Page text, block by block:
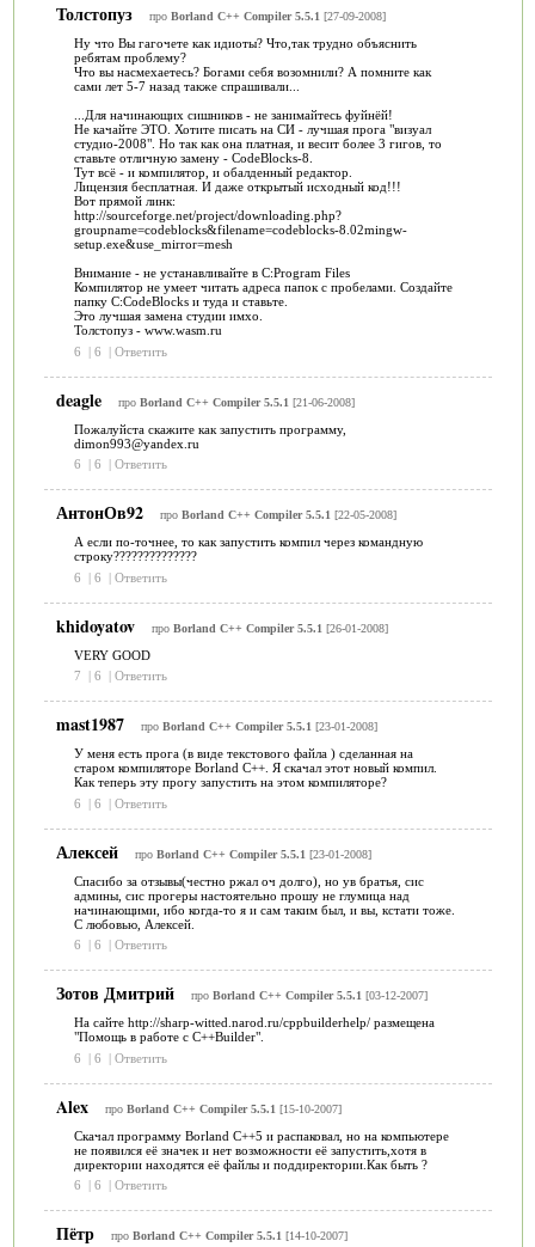
Толстопуз про Borland C++ Compiler 5.5.1 [27-09-2008]
Ну что Вы гагочете как идиоты? Что,так трудно объяснить
ребятам проблему?
Что вы насмехаетесь? Богами себя возомнили? А помните как
сами лет 5-7 назад также спрашивали...
...Для начинающих сишников - не занимайтесь фуйнёй!
Не качайте ЭТО. Хотите писать на СИ - лучшая прога "визуал
студио-2008". Но так как она платная, и весит более 3 гигов, то
ставьте отличную замену - CodeBlocks-8.
Тут всё - и компилятор, и обалденный редактор.
Лицензия бесплатная. И даже открытый исходный код!!!
Вот прямой линк:
http://sourceforge.net/project/downloading.php?
groupname=codeblocks&filename=codeblocks-8.02mingw-
setup.exe&use_mirror=mesh
Внимание - не устанавливайте в C:Program Files
Компилятор не умеет читать адреса папок с пробелами. Создайте
папку C:CodeBlocks и туда и ставьте.
Это лучшая замена студии имхо.
Толстопуз - www.wasm.ru
6
| 6 | Ответить
deagle про Borland C++ Compiler 5.5.1 [21-06-2008]
Пожалуйста скажите как запустить программу,
dimon993@yandex.ru
6
| 6 | Ответить
АнтонОв92 про Borland C++ Compiler 5.5.1 [22-05-2008]
А если по-точнее, то как запустить компил через командную
строку??????????????
6
| 6 | Ответить
khidoyatov про Borland C++ Compiler 5.5.1 [26-01-2008]
VERY GOOD
7
| 6 | Ответить
mast1987 про Borland C++ Compiler 5.5.1 [23-01-2008]
У меня есть прога (в виде текстового файла ) сделанная на
старом компиляторе Borland C++. Я скачал этот новый компил.
Как теперь эту прогу запустить на этом компиляторе?
6
| 6 | Ответить
Алексей про Borland C++ Compiler 5.5.1 [23-01-2008]
Спасибо за отзывы(честно ржал оч долго), но ув братья, сис
админы, сис прогеры настоятельно прошу не глумица над
начинающими, ибо когда-то я и сам таким был, и вы, кстати тоже.
С любовью, Алексей.
6
| 6 | Ответить
Зотов Дмитрий про Borland C++ Compiler 5.5.1 [03-12-2007]
На сайте http://sharp-witted.narod.ru/cppbuilderhelp/ размещена
"Помощь в работе с C++Builder".
6
| 6 | Ответить
Alex про Borland C++ Compiler 5.5.1 [15-10-2007]
Скачал программу Borland C++5 и распаковал, но на компьютере
не появился её значек и нет возможности её запустить,хотя в
директории находятся её файлы и поддиректории.Как быть ?
6
| 6 | Ответить
Пётр про Borland C++ Compiler 5.5.1 [14-10-2007]